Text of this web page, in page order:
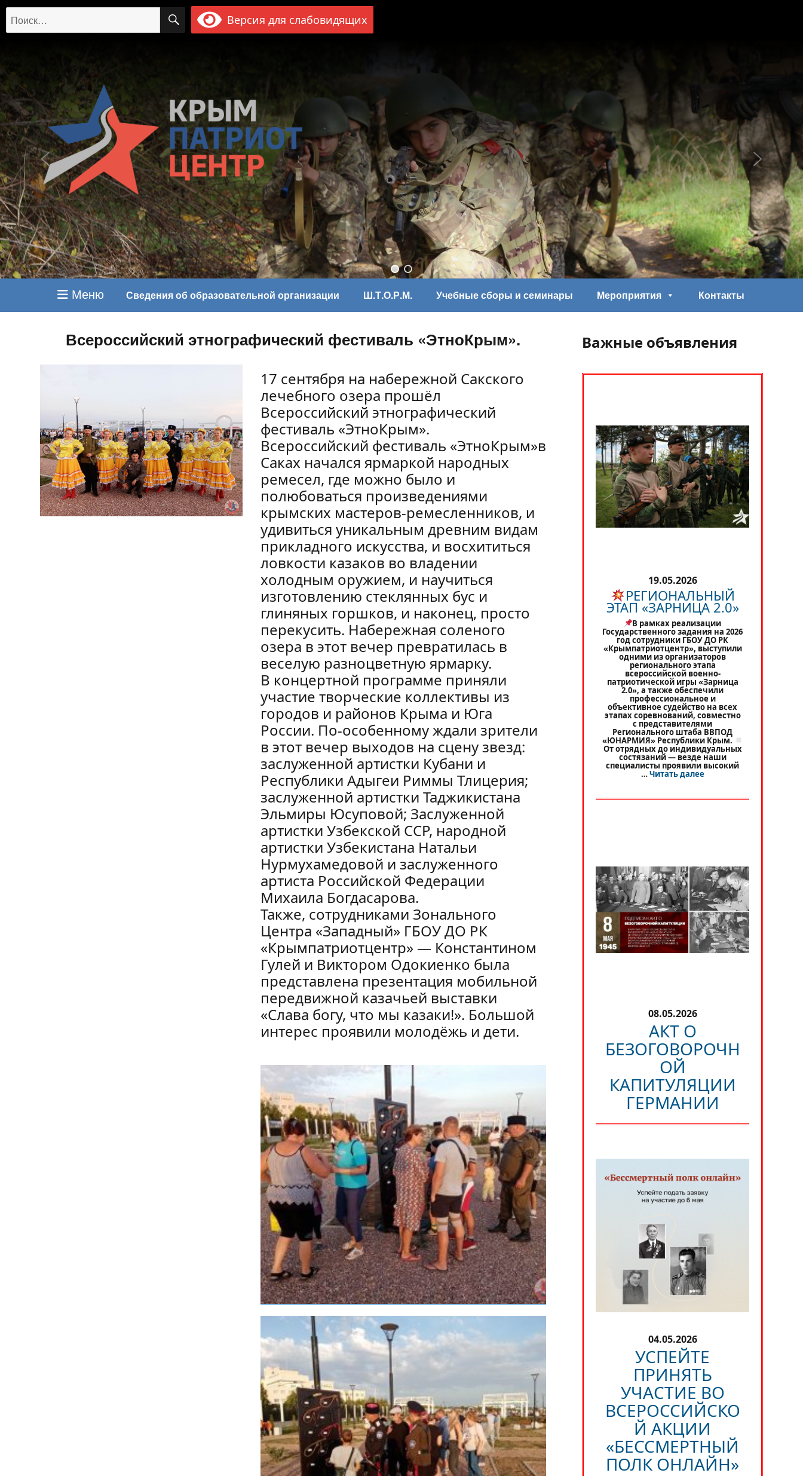
Искать: ПОИСК
Версия для слабовидящих
Меню Сведения об образовательной организации Ш.Т.О.Р.М. Учебные сборы и семинары Мероприятия Контакты
Всероссийский этнографический фестиваль «ЭтноКрым».
17 сентября на набережной Сакского
лечебного озера прошёл
Всероссийский этнографический
фестиваль «ЭтноКрым».
Всероссийский фестиваль «ЭтноКрым»в
Саках начался ярмаркой народных
ремесел, где можно было и
полюбоваться произведениями
крымских мастеров-ремесленников, и
удивиться уникальным древним видам
прикладного искусства, и восхититься
ловкости казаков во владении
холодным оружием, и научиться
изготовлению стеклянных бус и
глиняных горшков, и наконец, просто
перекусить. Набережная соленого
озера в этот вечер превратилась в
веселую разноцветную ярмарку.
В концертной программе приняли
участие творческие коллективы из
городов и районов Крыма и Юга
России. По-особенному ждали зрители
в этот вечер выходов на сцену звезд:
заслуженной артистки Кубани и
Республики Адыгеи Риммы Тлицерия;
заслуженной артистки Таджикистана
Эльмиры Юсуповой; Заслуженной
артистки Узбекской ССР, народной
артистки Узбекистана Натальи
Нурмухамедовой и заслуженного
артиста Российской Федерации
Михаила Богдасарова.
Также, сотрудниками Зонального
Центра «Западный» ГБОУ ДО РК
«Крымпатриотцентр» — Константином
Гулей и Виктором Одокиенко была
представлена презентация мобильной
передвижной казачьей выставки
«Слава богу, что мы казаки!». Большой
интерес проявили молодёжь и дети.
Важные объявления
19.05.2026
РЕГИОНАЛЬНЫЙ
ЭТАП «ЗАРНИЦА 2.0»
В рамках реализации
Государственного задания на 2026
год сотрудники ГБОУ ДО РК
«Крымпатриотцентр», выступили
одними из организаторов
регионального этапа
всероссийской военно-
патриотической игры «Зарница
2.0», а также обеспечили
профессиональное и
объективное судейство на всех
этапах соревнований, совместно
с представителями
Регионального штаба ВВПОД
«ЮНАРМИЯ» Республики Крым.
От отрядных до индивидуальных
состязаний — везде наши
специалисты проявили высокий
…Читать далее«
08.05.2026
АКТ О
БЕЗОГОВОРОЧН
ОЙ
КАПИТУЛЯЦИИ
ГЕРМАНИИ
04.05.2026
УСПЕЙТЕ
ПРИНЯТЬ
УЧАСТИЕ ВО
ВСЕРОССИЙСКО
Й АКЦИИ
«БЕССМЕРТНЫЙ
ПОЛК ОНЛАЙН»